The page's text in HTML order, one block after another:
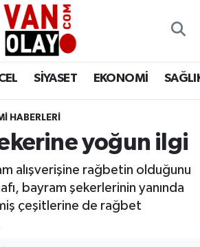
SİYASET EKONOMİ
HABERLERİ
yoğun ilgi
alışverişine rağbetin olduğunu
bayram şekerlerinin yanında
çeşitlerine de rağbet
Haritası
Durumu ve Fikstür